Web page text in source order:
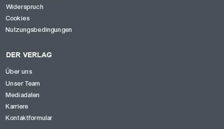
Widerspruch
Cookies
Nutzungsbedingungen
DER VERLAG
Über uns
Unser Team
Mediadaten
Karriere
Kontaktformular